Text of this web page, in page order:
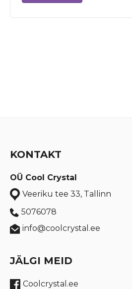
KONTAKT
OÜ Cool Crystal
Veeriku tee 33, Tallinn
5076078
info@coolcrystal.ee
JÄLGI MEID
Coolcrystal.ee